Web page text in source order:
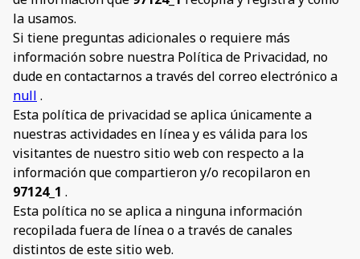
la usamos.
Si tiene preguntas adicionales o requiere más
información sobre nuestra Política de Privacidad, no
dude en contactarnos a través del correo electrónico a
null .
Esta política de privacidad se aplica únicamente a
nuestras actividades en línea y es válida para los
visitantes de nuestro sitio web con respecto a la
información que compartieron y/o recopilaron en
97124_1 .
Esta política no se aplica a ninguna información
recopilada fuera de línea o a través de canales
distintos de este sitio web.